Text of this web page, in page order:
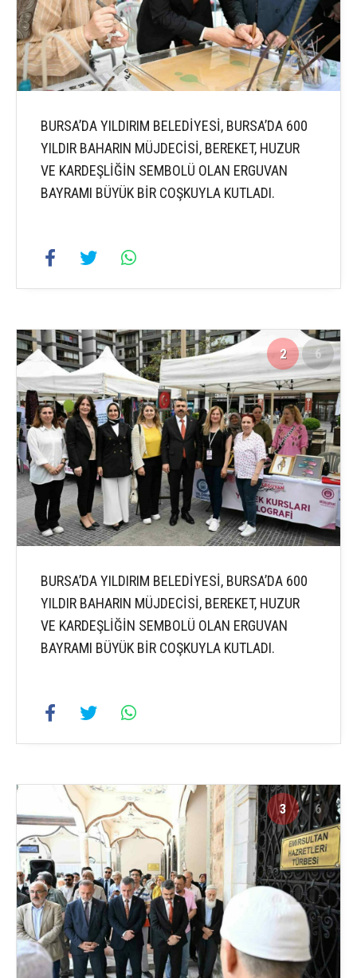
BURSA’DA YILDIRIM BELEDİYESİ, BURSA’DA 600
YILDIR BAHARIN MÜJDECİSİ, BEREKET, HUZUR
VE KARDEŞLİĞİN SEMBOLÜ OLAN ERGUVAN
BAYRAMI BÜYÜK BİR COŞKUYLA KUTLADI.
2 6
BURSA’DA YILDIRIM BELEDİYESİ, BURSA’DA 600
YILDIR BAHARIN MÜJDECİSİ, BEREKET, HUZUR
VE KARDEŞLİĞİN SEMBOLÜ OLAN ERGUVAN
BAYRAMI BÜYÜK BİR COŞKUYLA KUTLADI.
3 6